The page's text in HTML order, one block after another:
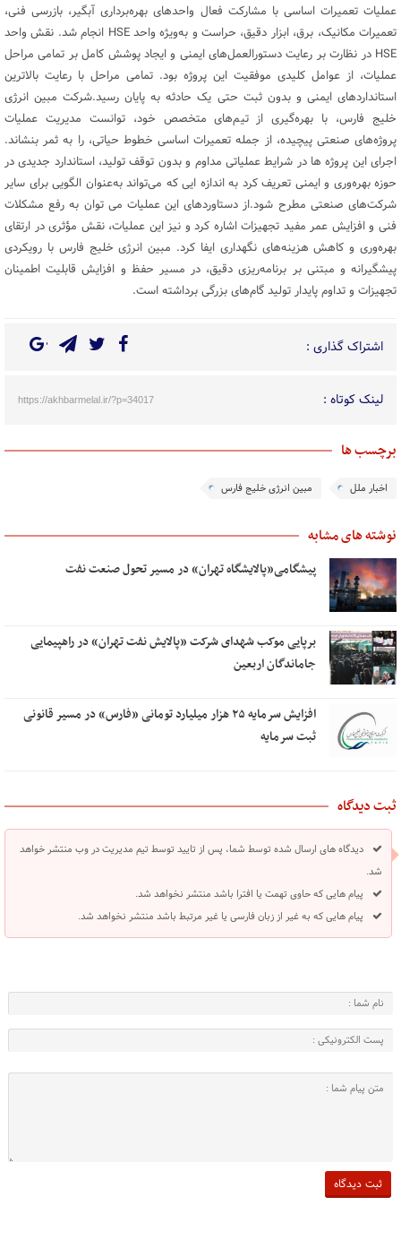
عملیات تعمیرات اساسی با مشارکت فعال واحدهای بهره‌برداری آبگیر، بازرسی فنی،
تعمیرات مکانیک، برق، ابزار دقیق، حراست و به‌ویژه واحد HSE انجام شد. نقش واحد
HSE در نظارت بر رعایت دستورالعمل‌های ایمنی و ایجاد پوشش کامل بر تمامی مراحل
عملیات، از عوامل کلیدی موفقیت این پروژه بود. تمامی مراحل با رعایت بالاترین
استانداردهای ایمنی و بدون ثبت حتی یک حادثه به پایان رسید.شرکت مبین انرژی
خلیج فارس، با بهره‌گیری از تیم‌های متخصص خود، توانست مدیریت عملیات
پروژه‌های صنعتی پیچیده، از جمله تعمیرات اساسی خطوط حیاتی، را به ثمر بنشاند.
اجرای این پروژه ها در شرایط عملیاتی مداوم و بدون توقف تولید، استاندارد جدیدی در
حوزه بهره‌وری و ایمنی تعریف کرد به اندازه ایی که می‌تواند به‌عنوان الگویی برای سایر
شرکت‌های صنعتی مطرح شود.از دستاوردهای این عملیات می توان به رفع مشکلات
فنی و افزایش عمر مفید تجهیزات اشاره کرد و نیز این عملیات، نقش مؤثری در ارتقای
بهره‌وری و کاهش هزینه‌های نگهداری ایفا کرد. مبین انرژی خلیج فارس با رویکردی
پیشگیرانه و مبتنی بر برنامه‌ریزی دقیق، در مسیر حفظ و افزایش قابلیت اطمینان
تجهیزات و تداوم پایدار تولید گام‌های بزرگی برداشته است.
اشتراک گذاری :
لینک کوتاه : https://akhbarmelal.ir/?p=34017
برچسب ها
اخبار ملل مبین انرژی خلیج فارس
نوشته های مشابه
پیشگامی«پالایشگاه تهران» در مسیر تحول صنعت نفت
برپایی موکب شهدای شرکت «پالایش نفت تهران» در راهپیمایی
جاماندگان اربعین
افزایش سرمایه ۲۵ هزار میلیارد تومانی «فارس» در مسیر قانونی
ثبت سرمایه
ثبت دیدگاه
دیدگاه های ارسال شده توسط شما، پس از تایید توسط تیم مدیریت در وب منتشر خواهد
شد.
پیام هایی که حاوی تهمت یا افترا باشد منتشر نخواهد شد.
پیام هایی که به غیر از زبان فارسی یا غیر مرتبط باشد منتشر نخواهد شد.